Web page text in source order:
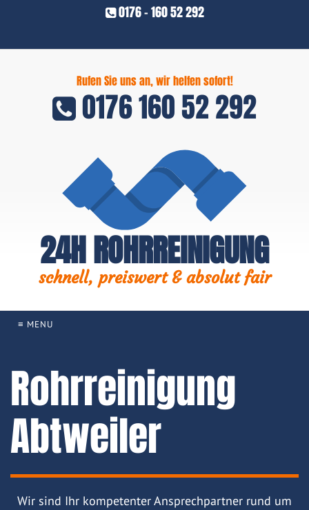
0176 - 160 52 292
Rufen Sie uns an, wir helfen sofort!
0176 160 52 292
24H ROHRREINIGUNG
schnell, preiswert & absolut fair
≡ MENU
Rohrreinigung
Abtweiler
Wir sind Ihr kompetenter Ansprechpartner rund um